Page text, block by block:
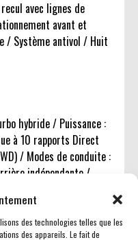
des technologies telles que les
des appareils. Le fait de
avec lignes de
avant et
/ Système antivol / Huit
hybride / Puissance :
à 10 rapports Direct
/ Modes de conduite :
indépendante /
de remorquage